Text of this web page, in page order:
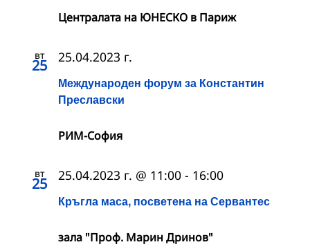
Централата на ЮНЕСКО в Париж
вт
25
Международен форум за Константин
Преславски
25.04.2023 г.
РИМ-София
вт
25
Кръгла маса, посветена на Сервантес
25.04.2023 г. @ 11:00 - 16:00
зала "Проф. Марин Дринов"